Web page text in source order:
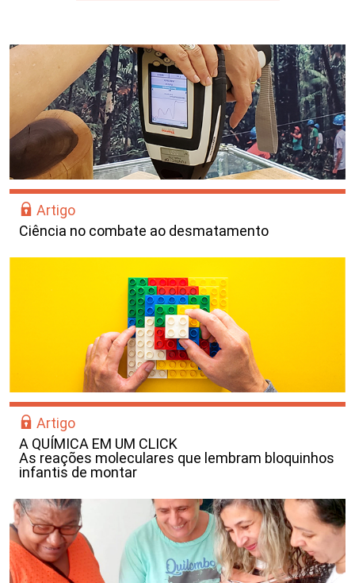
Artigo
Ciência no combate ao desmatamento
Artigo
A QUÍMICA EM UM CLICK
As reações moleculares que lembram bloquinhos
infantis de montar